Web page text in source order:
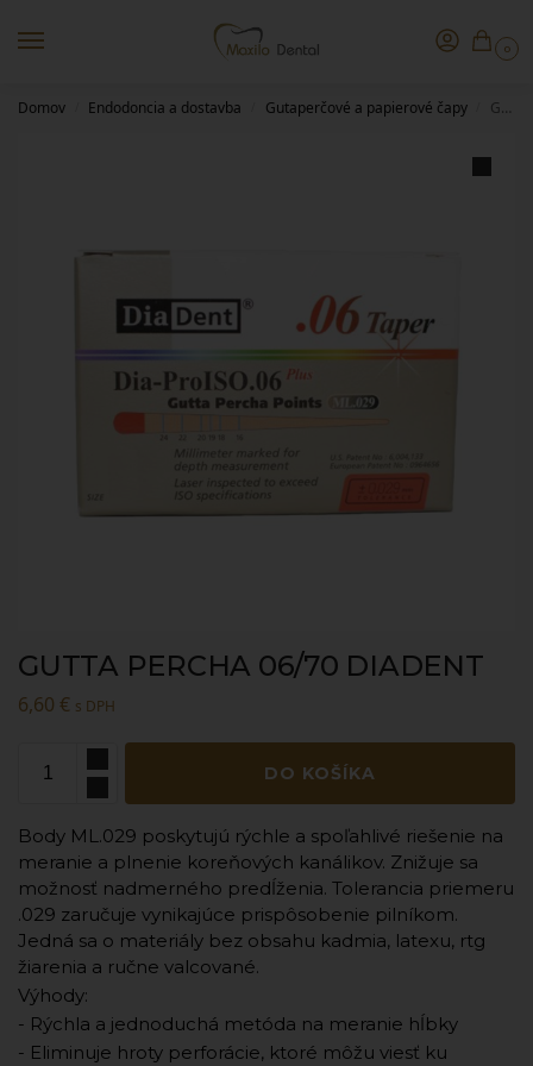
0
Domov Endodoncia a dostavba Gutaperčové a papierové čapy Gutta Percha 06/70 DiaDent
GUTTA PERCHA 06/70 DIADENT
6,60 € s DPH
DO KOŠÍKA
Body ML.029 poskytujú rýchle a spoľahlivé riešenie na
meranie a plnenie koreňových kanálikov. Znižuje sa
možnosť nadmerného predĺženia. Tolerancia priemeru
.029 zaručuje vynikajúce prispôsobenie pilníkom.
Jedná sa o materiály bez obsahu kadmia, latexu, rtg
žiarenia a ručne valcované.
Výhody:
- Rýchla a jednoduchá metóda na meranie hĺbky
- Eliminuje hroty perforácie, ktoré môžu viesť ku